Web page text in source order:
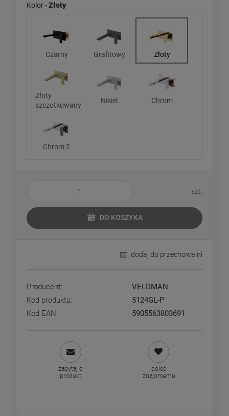
Kolor -Złoty
Czarny Grafitowy Złoty
Złoty
szczotkowany
Nikiel Chrom
Chrom 2
szt.
DO KOSZYKA
dodaj do przechowalni
Producent:
VELDMAN
Kod produktu:
5124GL-P
Kod EAN:
5905563803691
zapytaj o
produkt
poleć
znajomemu